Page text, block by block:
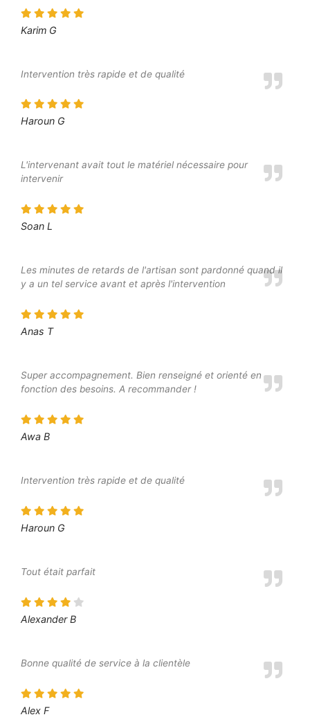
Karim G
Intervention très rapide et de qualité
Haroun G
L'intervenant avait tout le matériel nécessaire pour
intervenir
Soan L
Les minutes de retards de l'artisan sont pardonné quand il
y a un tel service avant et après l'intervention
Anas T
Super accompagnement. Bien renseigné et orienté en
fonction des besoins. A recommander !
Awa B
Intervention très rapide et de qualité
Haroun G
Tout était parfait
Alexander B
Bonne qualité de service à la clientèle
Alex F